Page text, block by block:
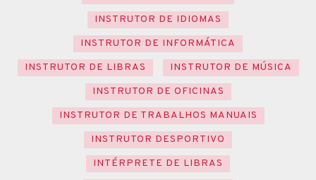
INSTRUTOR DE IDIOMAS
INSTRUTOR DE INFORMÁTICA
INSTRUTOR DE LIBRAS
INSTRUTOR DE MÚSICA
INSTRUTOR DE OFICINAS
INSTRUTOR DE TRABALHOS MANUAIS
INSTRUTOR DESPORTIVO
INTÉRPRETE DE LIBRAS